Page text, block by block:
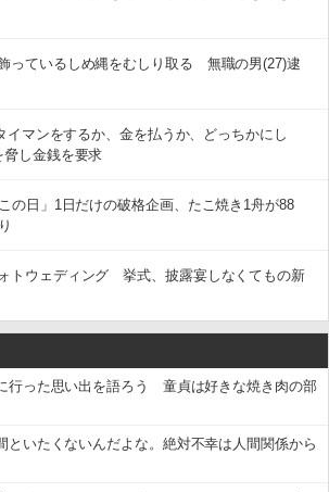
っているしめ縄をむしり取る 無職の男(27)逮
イマンをするか、金を払うか、どっちかにし
脅し金銭を要求
の日」1日だけの破格企画、たこ焼き1舟が88
トウェディング 挙式、披露宴しなくてもの新
行った思い出を語ろう 童貞は好きな焼き肉の部
といたくないんだよな。絶対不幸は人間関係から